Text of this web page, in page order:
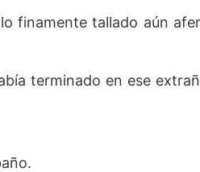
finamente tallado aún
terminado en ese